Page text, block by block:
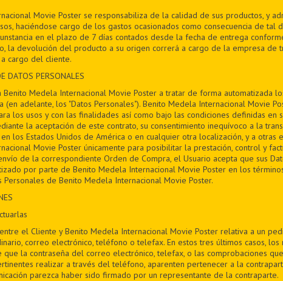
Movie Poster se responsabiliza de la calidad de sus productos, y
haciéndose cargo de los gastos ocasionados como consecuencia de tal
en el plazo de 7 días contados desde la fecha de entrega
la devolución del producto a su origen correrá a cargo de la empresa de
cargo del cliente.
DATOS PERSONALES
Benito Medela Internacional Movie Poster a tratar de forma automatizada
(en adelante, los "Datos Personales"). Benito Medela Internacional Movie
los usos y con las finalidades así como bajo las condiciones definidas en
la aceptación de este contrato, su consentimiento inequívoco a la
los Estados Unidos de América o en cualquier otra localización, y a otras
Movie Poster únicamente para posibilitar la prestación, control y
de la correspondiente Orden de Compra, el Usuario acepta que sus
por parte de Benito Medela Internacional Movie Poster en los
Personales de Benito Medela Internacional Movie Poster.
el Cliente y Benito Medela Internacional Movie Poster relativa a un
correo electrónico, teléfono o telefax. En estos tres últimos casos, los
que la contraseña del correo electrónico, telefax, o las comprobaciones
realizar a través del teléfono, aparenten pertenecer a la
parezca haber sido firmado por un representante de la contraparte.